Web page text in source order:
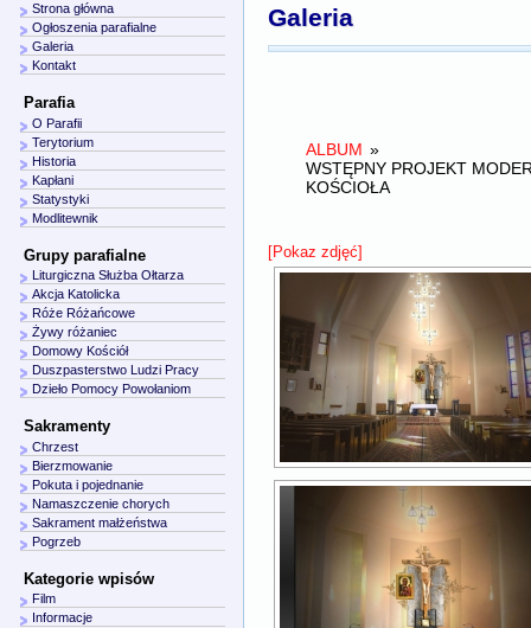
Galeria
ALBUM »
WSTĘPNY PROJEKT
KOŚCIOŁA
[Pokaz zdjęć]
Strona główna
Ogłoszenia parafialne
Galeria
Kontakt
Parafia
O Parafii
Terytorium
Historia
Kapłani
Statystyki
Modlitewnik
Grupy parafialne
Liturgiczna Służba Ołtarza
Akcja Katolicka
Róże Różańcowe
Żywy różaniec
Domowy Kościół
Duszpasterstwo Ludzi Pracy
Dzieło Pomocy Powołaniom
Sakramenty
Chrzest
Bierzmowanie
Pokuta i pojednanie
Namaszczenie chorych
Sakrament małżeństwa
Pogrzeb
Kategorie wpisów
Film
Informacje